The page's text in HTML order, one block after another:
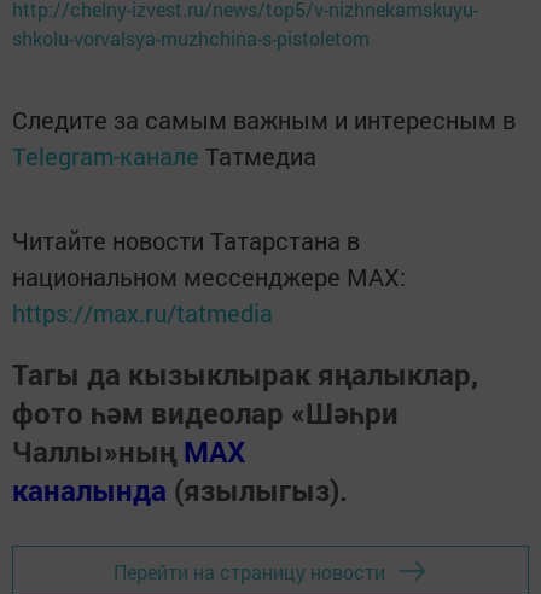
http://chelny-izvest.ru/news/top5/v-nizhnekamskuyu-
shkolu-vorvalsya-muzhchina-s-pistoletom
Следите за самым важным и интересным в
Telegram-канале Татмедиа
Читайте новости Татарстана в
национальном мессенджере MАХ:
https://max.ru/tatmedia
Тагы да кызыклырак яңалыклар,
фото һәм видеолар «Шәһри
Чаллы»ның MAX
каналында (язылыгыз).
Перейти на страницу новости